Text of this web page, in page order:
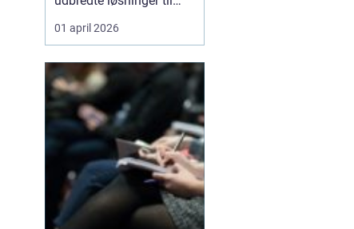
trykluft i industrien og
autobranchen. Den er
mange timer hver dag,
levere stabil luftmængde
og kræver rela...
01 april 2026